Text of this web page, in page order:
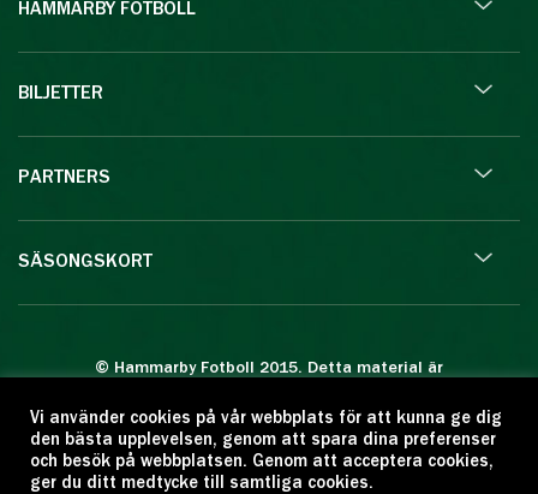
HAMMARBY FOTBOLL
BILJETTER
PARTNERS
SÄSONGSKORT
© Hammarby Fotboll 2015. Detta material är
Eftertryck eller annan kopiering är förbjuden.
Citera oss gärna men ange källan:
www.hammarbyfotboll.se. Ansvarig utgivare:
Vi använder cookies på vår webbplats för att kunna ge dig
den bästa upplevelsen, genom att spara dina preferenser
och besök på webbplatsen. Genom att acceptera cookies,
ger du ditt medtycke till samtliga cookies.